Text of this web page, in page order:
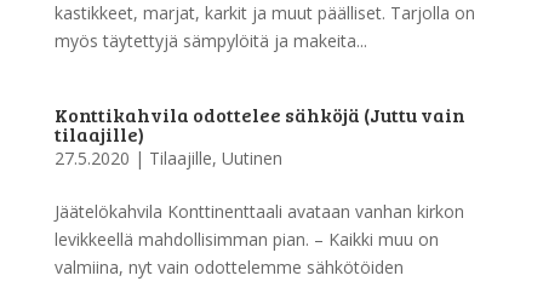
kastikkeet, marjat, karkit ja muut päälliset. Tarjolla on
myös täytettyjä sämpylöitä ja makeita...
Konttikahvila odottelee sähköjä (Juttu vain
tilaajille)
27.5.2020 | Tilaajille, Uutinen
Jäätelökahvila Konttinenttaali avataan vanhan kirkon
levikkeellä mahdollisimman pian. – Kaikki muu on
valmiina, nyt vain odottelemme sähkötöiden